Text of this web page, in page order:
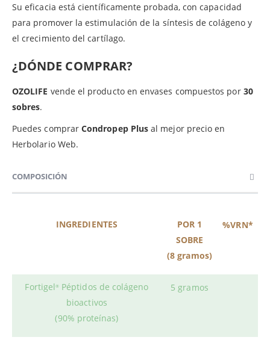
Su eficacia está científicamente probada, con capacidad
para promover la estimulación de la síntesis de colágeno y
el crecimiento del cartílago.
¿DÓNDE COMPRAR?
OZOLIFE vende el producto en envases compuestos por 30
sobres.
Puedes comprarCondropep Plusal mejor precio en
Herbolario Web.
COMPOSICIÓN
INGREDIENTES
POR 1
SOBRE
(8 gramos)
%VRN*
Fortigel® Péptidos de colágeno
bioactivos
(90% proteínas)
5 gramos